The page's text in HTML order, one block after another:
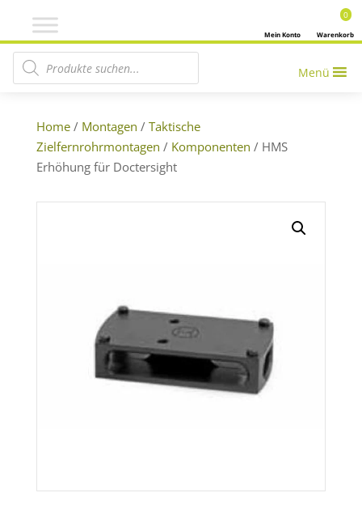
Warenkorb
0
Mein Konto
Products search
Menü
Home/ Montagen / Taktische
Zielfernrohrmontagen / Komponenten / HMS
Erhöhung für Doctersight